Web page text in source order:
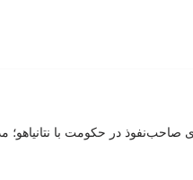
صاحب‌نفوذ در حکومت با